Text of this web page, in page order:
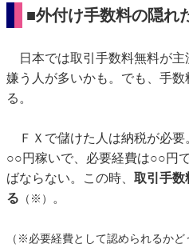
■外付け手数料の隠れ
日本では取引手数料無料が主
嫌う人が多いかも。でも、手
る。
ＦＸで儲けた人は納税が必要
○○円稼いで、必要経費は○○円
ばならない。この時、 取引手数
る （※） 。
（※必要経費として認められるか